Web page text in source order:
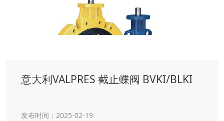
意大利VALPRES 截止蝶阀 BVKI/BLKI
发布时间：2025-02-19